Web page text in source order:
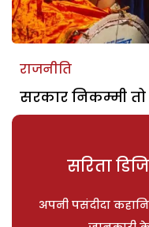
राजनीति
सरकार निकम्मी
सरिता
अपनी पसंदीदा